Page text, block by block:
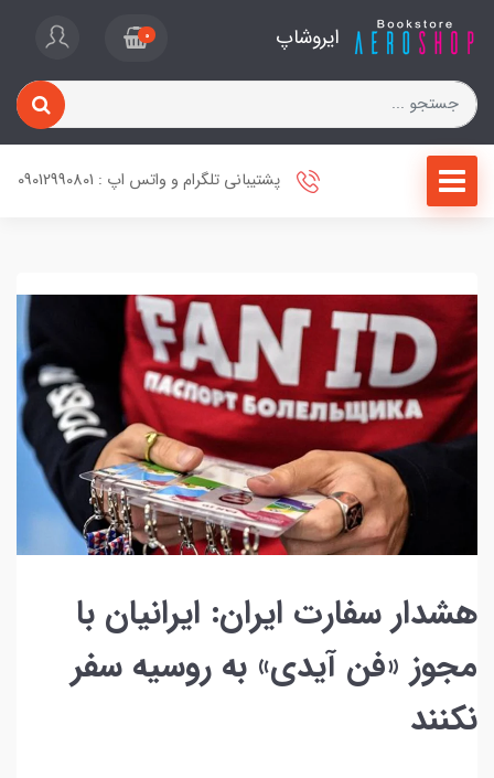
ایروشاپ 0
پشتیبانی تلگرام و واتس اپ : 09012990801
هشدار سفارت ایران: ایرانیان با
مجوز «فن آیدی» به روسیه سفر
نکنند